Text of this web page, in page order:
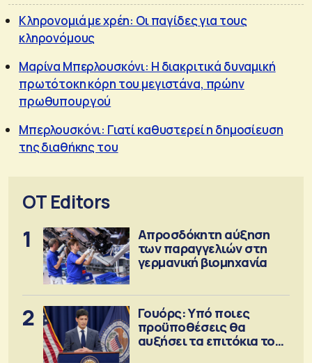
Κληρονομιά με χρέη: Οι παγίδες για τους
κληρονόμους
Μαρίνα Μπερλουσκόνι: Η διακριτικά δυναμική
πρωτότοκη κόρη του μεγιστάνα, πρώην
πρωθυπουργού
Μπερλουσκόνι: Γιατί καθυστερεί η δημοσίευση
της διαθήκης του
OT Editors
1
Απροσδόκητη αύξηση
των παραγγελιών στη
γερμανική βιομηχανία
2
Γουόρς: Υπό ποιες
προϋποθέσεις θα
αυξήσει τα επιτόκια τον